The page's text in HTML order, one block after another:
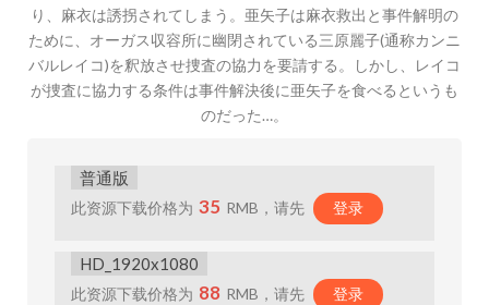
り、麻衣は誘拐されてしまう。亜矢子は麻衣救出と事件解明の
ために、オーガス収容所に幽閉されている三原麗子(通称カンニ
バルレイコ)を釈放させ捜査の協力を要請する。しかし、レイコ
が捜査に協力する条件は事件解決後に亜矢子を食べるというも
のだった…。
普通版
此资源下载价格为 35 RMB，请先 登录
HD_1920x1080
此资源下载价格为 88 RMB，请先 登录